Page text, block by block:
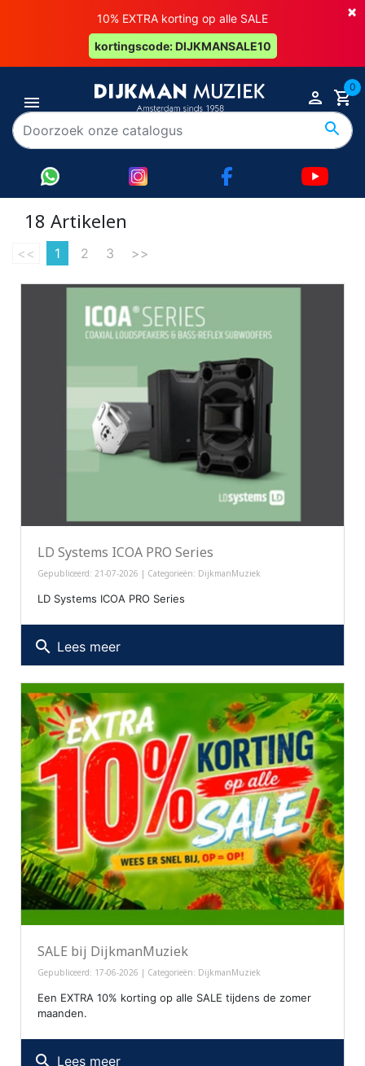
×
10% EXTRA korting op alle SALE
kortingscode: DIJKMANSALE10
0
18 Artikelen
<< 1 2 3 >>
LD Systems ICOA PRO Series
Gepubliceerd: 21-07-2026 | Categorieën: DijkmanMuziek
LD Systems ICOA PRO Series
search Lees meer
SALE bij DijkmanMuziek
Gepubliceerd: 17-06-2026 | Categorieën: DijkmanMuziek
Een EXTRA 10% korting op alle SALE tijdens de zomer
maanden.
search Lees meer